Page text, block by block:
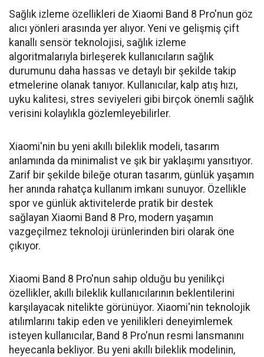
Sağlık izleme özellikleri de Xiaomi Band 8 Pro'nun göz
alıcı yönleri arasında yer alıyor. Yeni ve gelişmiş çift
kanallı sensör teknolojisi, sağlık izleme
algoritmalarıyla birleşerek kullanıcıların sağlık
durumunu daha hassas ve detaylı bir şekilde takip
etmelerine olanak tanıyor. Kullanıcılar, kalp atış hızı,
uyku kalitesi, stres seviyeleri gibi birçok önemli sağlık
verisini kolaylıkla gözlemleyebilirler.
Xiaomi'nin bu yeni akıllı bileklik modeli, tasarım
anlamında da minimalist ve şık bir yaklaşımı yansıtıyor.
Zarif bir şekilde bileğe oturan tasarım, günlük yaşamın
her anında rahatça kullanım imkanı sunuyor. Özellikle
spor ve günlük aktivitelerde pratik bir destek
sağlayan Xiaomi Band 8 Pro, modern yaşamın
vazgeçilmez teknoloji ürünlerinden biri olarak öne
çıkıyor.
Xiaomi Band 8 Pro'nun sahip olduğu bu yenilikçi
özellikler, akıllı bileklik kullanıcılarının beklentilerini
karşılayacak nitelikte görünüyor. Xiaomi'nin teknolojik
atılımlarını takip eden ve yenilikleri deneyimlemek
isteyen kullanıcılar, Band 8 Pro'nun resmi lansmanını
heyecanla bekliyor. Bu yeni akıllı bileklik modelinin,